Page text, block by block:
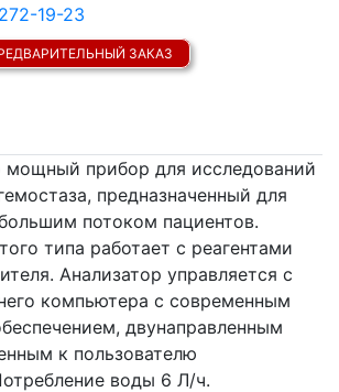
19-23
ЗАКАЗ
мощный прибор для исследований
предназначенный для
потоком пациентов.
типа работает с реагентами
Анализатор управляется с
компьютера с современным
двунаправленным
к пользователю
воды 6 Л/ч.